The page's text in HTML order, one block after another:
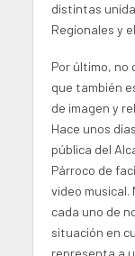
distintas
Regionales y
Por último, no
que también
de imagen y
Hace unos
pública del
Párroco de
video musical.
cada uno de
situación en